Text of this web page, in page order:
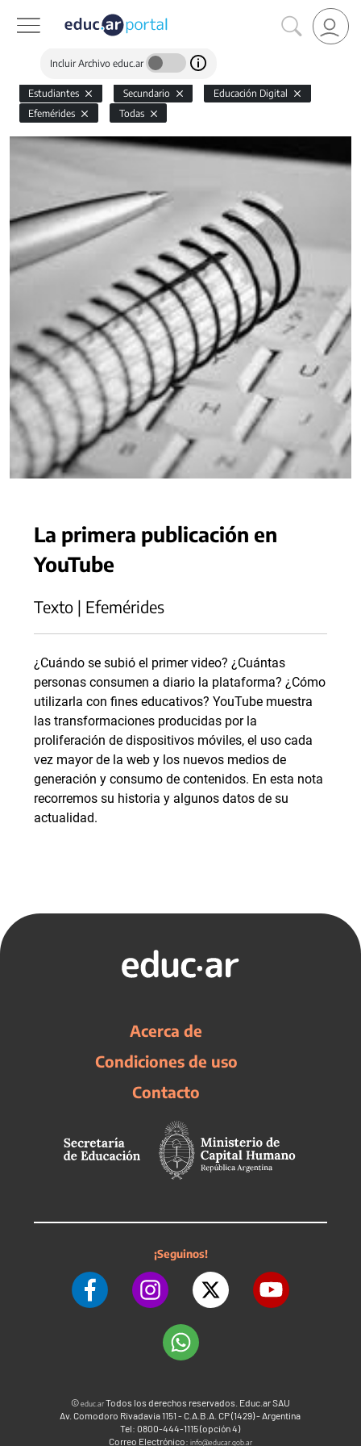
Incluir Archivo educ.ar
Estudiantes Secundario
Educación Digital
Efemérides
Todas
La primera publicación en
YouTube
Texto | Efemérides
¿Cuándo se subió el primer video? ¿Cuántas
personas consumen a diario la plataforma? ¿Cómo
utilizarla con fines educativos? YouTube muestra
las transformaciones producidas por la
proliferación de dispositivos móviles, el uso cada
vez mayor de la web y los nuevos medios de
generación y consumo de contenidos. En esta nota
recorremos su historia y algunos datos de su
actualidad.
Acerca de
Condiciones de uso
Contacto
¡Seguinos!
©educ.arTodos los derechos reservados. Educ.ar SAU
Av. Comodoro Rivadavia 1151 - C.A.B.A. CP (1429) - Argentina
Tel: 0800-444-1115 (opción 4)
Correo Electrónico: info@educar.gob.ar